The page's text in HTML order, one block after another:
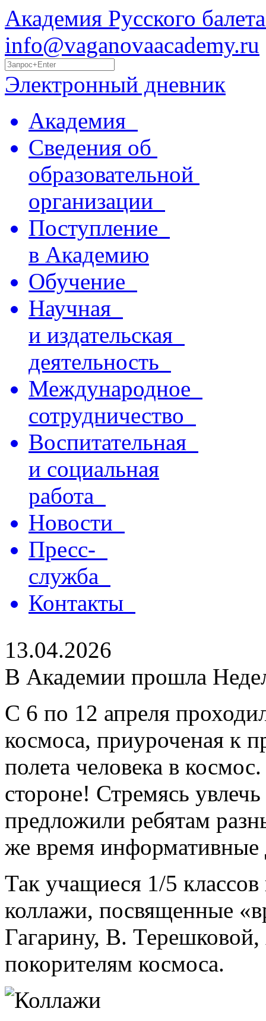
Академия Русского
info@vaganovaacademy.ru
Электронный дневник
Академия
Сведения об
образовательной
организации
Поступление
в Академию
Обучение
Научная
и издательская
деятельность
Международное
сотрудничество
Воспитательная
и социальная
работа
Новости
Пресс-
служба
Контакты
13.04.2026
В Академии прошла
С 6 по 12 апреля
космоса, приуроченая к
полета человека в
стороне! Стремясь
предложили ребятам
же время информативные
Так учащиеся 1/5
коллажи, посвященные
Гагарину, В.
покорителям космоса.